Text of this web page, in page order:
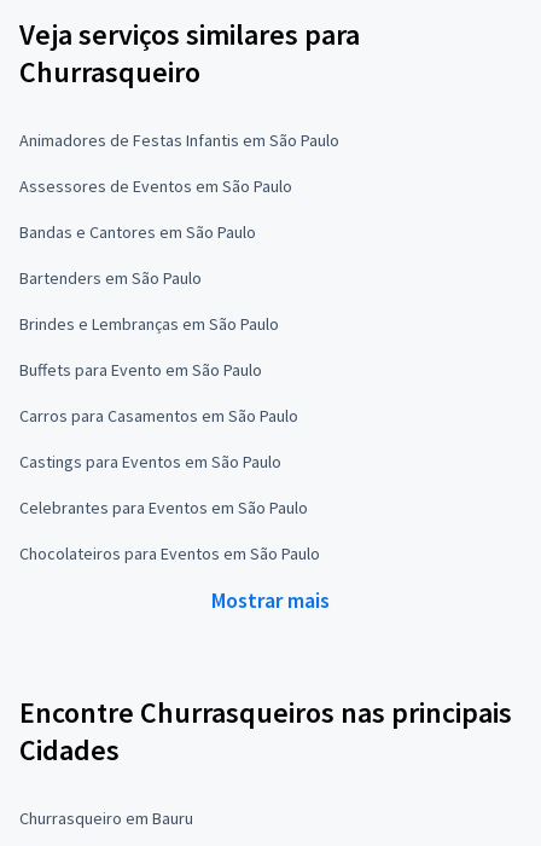
Veja serviços similares para
Churrasqueiro
Animadores de Festas Infantis em São Paulo
Assessores de Eventos em São Paulo
Bandas e Cantores em São Paulo
Bartenders em São Paulo
Brindes e Lembranças em São Paulo
Buffets para Evento em São Paulo
Carros para Casamentos em São Paulo
Castings para Eventos em São Paulo
Celebrantes para Eventos em São Paulo
Chocolateiros para Eventos em São Paulo
Mostrar mais
Encontre Churrasqueiros nas principais
Cidades
Churrasqueiro em Bauru